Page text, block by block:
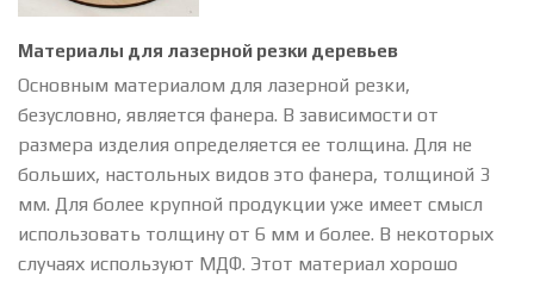
Материалы для лазерной резки деревьев
Основным материалом для лазерной резки,
безусловно, является фанера. В зависимости от
размера изделия определяется ее толщина. Для не
больших, настольных видов это фанера, толщиной 3
мм. Для более крупной продукции уже имеет смысл
использовать толщину от 6 мм и более. В некоторых
случаях используют МДФ. Этот материал хорошо